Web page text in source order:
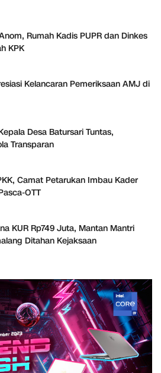
Rumah Kadis PUPR dan Dinkes
KPK
Kelancaran Pemeriksaan AMJ di
Desa Batursari Tuntas,
Transparan
Camat Petarukan Imbau Kader
OTT
KUR Rp749 Juta, Mantan Mantri
Ditahan Kejaksaan